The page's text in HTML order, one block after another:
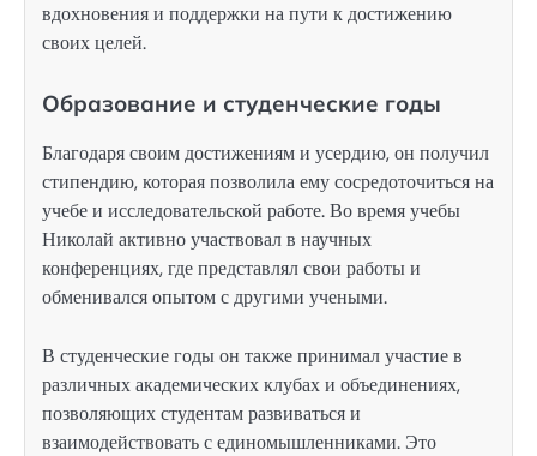
вдохновения и поддержки на пути к достижению
своих целей.
Образование и студенческие годы
Благодаря своим достижениям и усердию, он получил
стипендию, которая позволила ему сосредоточиться на
учебе и исследовательской работе. Во время учебы
Николай активно участвовал в научных
конференциях, где представлял свои работы и
обменивался опытом с другими учеными.
В студенческие годы он также принимал участие в
различных академических клубах и объединениях,
позволяющих студентам развиваться и
взаимодействовать с единомышленниками. Это